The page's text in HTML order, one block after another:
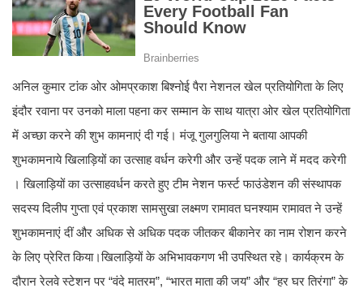
अनिल कुमार टांक ओर ओमप्रकाश बिश्नोई पैरा नेशनल खेल प्रतियोगिता के लिए
इंदौर रवाना पर उनको माला पहना कर सम्मान के साथ यात्रा ओर खेल प्रतियोगिता
में अच्छा करने की शुभ कामनाएं दी गई। मंजू गुलगुलिया ने बताया आपकी
शुभकामनाये खिलाड़ियों का उत्साह वर्धन करेगी और उन्हें पदक लाने में मदद करेगी
। खिलाड़ियों का उत्साहवर्धन करते हुए टीम नेशन फर्स्ट फाउंडेशन की संस्थापक
सदस्य दिलीप गुप्ता एवं प्रकाश सामसुखा लक्ष्मण रामावत घनश्याम रामावत ने उन्हें
शुभकामनाएं दीं और अधिक से अधिक पदक जीतकर बीकानेर का नाम रोशन करने
के लिए प्रेरित किया।खिलाड़ियों के अभिभावकगण भी उपस्थित रहे। कार्यक्रम के
दौरान रेलवे स्टेशन पर “वंदे मातरम”, “भारत माता की जय” और “हर घर तिरंगा” के